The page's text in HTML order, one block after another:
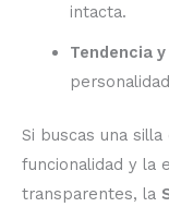
intacta.
Tendencia
Si buscas una
funcionalidad y la
transparentes, la